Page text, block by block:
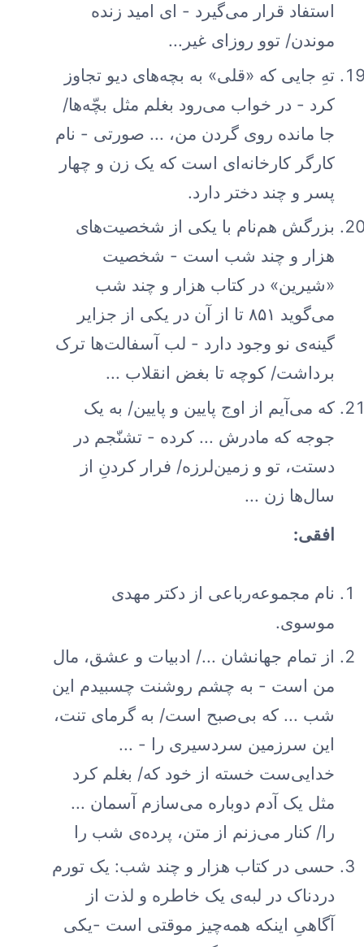
استفاد قرار می‌گیرد - ای امید زنده
موندن/ توو روزای غیر...
تهِ جایی که «قلی» به بچه‌های دیو تجاوز
کرد - در خواب می‌رود بغلم مثل بچّه‌ها/
جا مانده روی گردن من، ... صورتی - نام
کارگر کارخانه‌ای است که یک زن و چهار
پسر و چند دختر دارد.
بزرگش هم‌نام با یکی از شخصیت‌های
هزار و چند شب است - شخصیت
«شیرین» در کتاب هزار و چند شب
می‌گوید ۸۵۱ تا از آن در یکی از جزایر
گینه‌ی نو وجود دارد - لب آسفالت‌ها ترک
برداشت/ کوچه تا بغض انقلاب ...
که می‌آیم از اوج پایین و پایین/ به یک
جوجه که مادرش ... کرده - تشنّجم در
دستت، تو و زمین‌لرزه/ فرار کردنِ از
سال‌ها زن ...
افقی:
نام مجموعه‌رباعی از دکتر مهدی
موسوی.
از تمام جهانشان .../ ادبیات و عشق، مال
من است - به چشم روشنت چسبیدم این
شب ... که بی‌صبح است/ به گرمای تنت،
این سرزمین سردسیری را - ...
خدایی‌ست خسته از خود که/ بغلم کرد
مثل یک آدم دوباره می‌سازم آسمان ...
را/ کنار می‌زنم از متن، پرده‌ی شب را
حسی در کتاب هزار و چند شب: یک تورم
دردناک در لبه‌ی یک خاطره و لذت از
آگاهیِ اینکه همه‌چیز موقتی است -یکی